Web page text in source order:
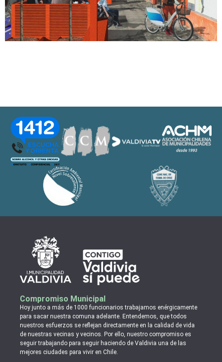
Compromiso Municipal
Hoy junto a más de 1000 funcionarios trabajamos enérgicamente
para sacar nuestra comuna adelante. Entendemos, que todos
nuestros esfuerzos se reflejan directamente en la calidad de vida
de nuestras vecinas y vecinos. Por ello, nuestro compromiso es
seguir trabajando para seguir haciendo de Valdivia una de las
mejores ciudades para vivir en Chile.